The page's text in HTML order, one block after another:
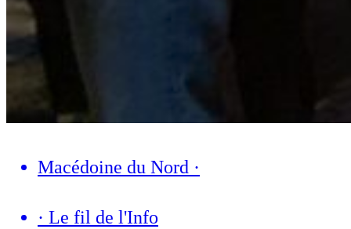
Macédoine du Nord ·
· Le fil de l'Info